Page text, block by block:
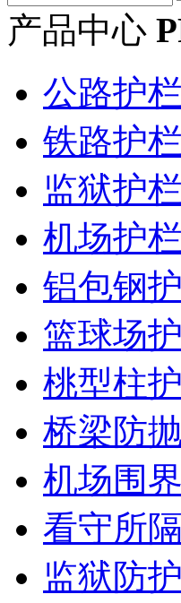
产品中心
公路护
铁路护
监狱护
机场护
铝包钢
篮球场
桃型柱
桥梁防
机场围界
看守所
监狱防